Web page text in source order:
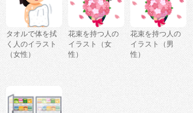
タオルで体を拭
く人のイラスト
（女性）
花束を持つ人の
イラスト（女
性）
花束を持つ人の
イラスト（男
性）